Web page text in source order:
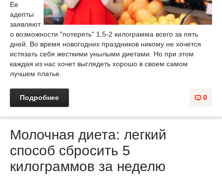
Ее
адепты
заявляют
о возможности "потерять" 1,5-2 килограмма всего за пять
дней. Во время новогодних праздников никому не хочется
истязать себя жесткими унылыми диетами. Но при этом
каждая из нас хочет выглядеть хорошо в своем самом
лучшем платье.
0
Подробнее
Молочная диета: легкий
способ сбросить 5
килограммов за неделю